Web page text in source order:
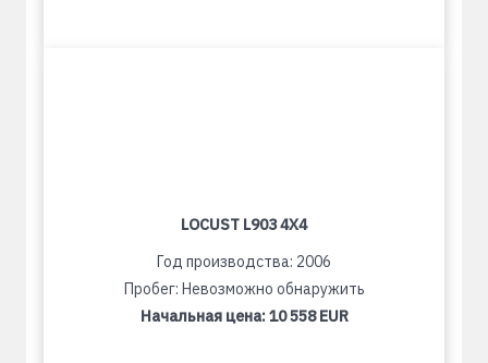
LOCUST L903 4X4
Год производства: 2006
Пробег: Невозможно обнаружить
Начальная цена:10 558 EUR